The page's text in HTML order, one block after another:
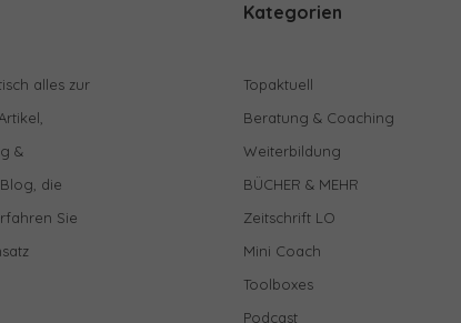
alles zur
&
die
Sie
Kategorien
Topaktuell
Beratung & Coaching
Weiterbildung
BÜCHER & MEHR
Zeitschrift LO
Mini Coach
Toolboxes
Podcast